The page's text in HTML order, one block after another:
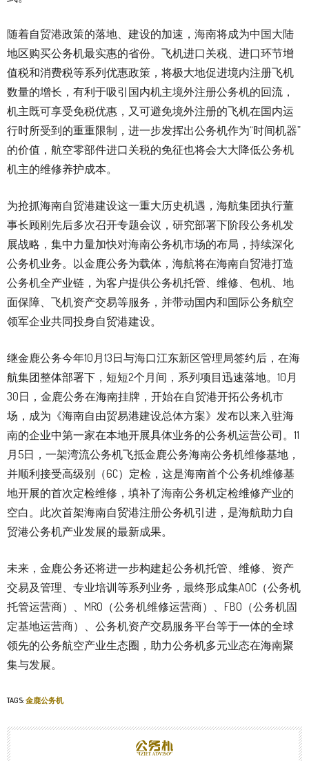
随着自贸港政策的落地、建设的加速，海南将成为中国大陆
地区购买公务机最实惠的省份。飞机进口关税、进口环节增
值税和消费税等系列优惠政策，将极大地促进境内注册飞机
数量的增长，有利于吸引国内机主境外注册公务机的回流，
机主既可享受免税优惠，又可避免境外注册的飞机在国内运
行时所受到的重重限制，进一步发挥出公务机作为“时间机器”
的价值，航空零部件进口关税的免征也将会大大降低公务机
机主的维修养护成本。
为抢抓海南自贸港建设这一重大历史机遇，海航集团执行董
事长顾刚先后多次召开专题会议，研究部署下阶段公务机发
展战略，集中力量加快对海南公务机市场的布局，持续深化
公务机业务。以金鹿公务为载体，海航将在海南自贸港打造
公务机全产业链，为客户提供公务机托管、维修、包机、地
面保障、飞机资产交易等服务，并带动国内和国际公务航空
领军企业共同投身自贸港建设。
继金鹿公务今年10月13日与海口江东新区管理局签约后，在海
航集团整体部署下，短短2个月间，系列项目迅速落地。10月
30日，金鹿公务在海南挂牌，开始在自贸港开拓公务机市
场，成为《海南自由贸易港建设总体方案》发布以来入驻海
南的企业中第一家在本地开展具体业务的公务机运营公司。11
月5日，一架湾流公务机飞抵金鹿公务海南公务机维修基地，
并顺利接受高级别（6C）定检，这是海南首个公务机维修基
地开展的首次定检维修，填补了海南公务机定检维修产业的
空白。此次首架海南自贸港注册公务机引进，是海航助力自
贸港公务机产业发展的最新成果。
未来，金鹿公务还将进一步构建起公务机托管、维修、资产
交易及管理、专业培训等系列业务，最终形成集AOC（公务机
托管运营商）、MRO（公务机维修运营商）、FBO（公务机固
定基地运营商）、公务机资产交易服务平台等于一体的全球
领先的公务航空产业生态圈，助力公务机多元业态在海南聚
集与发展。
TAGS:金鹿公务机